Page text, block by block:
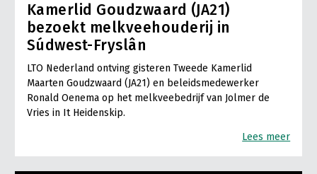
Kamerlid Goudzwaard (JA21)
bezoekt melkveehouderij in
Súdwest-Fryslân
LTO Nederland ontving gisteren Tweede Kamerlid
Maarten Goudzwaard (JA21) en beleidsmedewerker
Ronald Oenema op het melkveebedrijf van Jolmer de
Vries in It Heidenskip.
Lees meer